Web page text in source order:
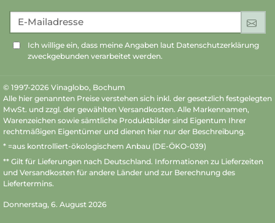
E-Mailadresse
Ich willige ein, dass meine Angaben laut Datenschutzerklärung
zweckgebunden verarbeitet werden.
© 1997-2026 Vinaglobo, Bochum
Alle hier genannten Preise verstehen sich inkl. der gesetzlich festgelegten
MwSt. und zzgl. der gewählten Versandkosten. Alle Markennamen,
Warenzeichen sowie sämtliche Produktbilder sind Eigentum Ihrer
rechtmäßigen Eigentümer und dienen hier nur der Beschreibung.
* =aus kontrolliert-ökologischem Anbau (DE-ÖKO-039)
** Gilt für Lieferungen nach Deutschland. Informationen zu Lieferzeiten
und Versandkosten für andere Länder und zur Berechnung des
Liefertermins.
Donnerstag, 6. August 2026